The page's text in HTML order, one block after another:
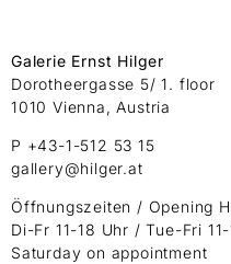
Galerie Ernst Hilger
Dorotheergasse 5/ 1. floor
1010 Vienna, Austria
P +43-1-512 53 15
gallery@hilger.at
Öffnungszeiten / Opening
Di-Fr 11-18 Uhr / Tue-Fri 11-
Saturday on appointment